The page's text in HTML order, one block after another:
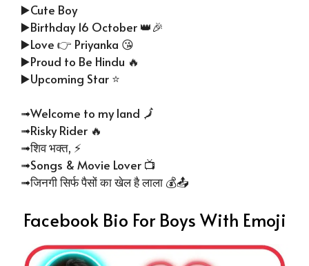
▶️Cute Boy
▶️Birthday 16 October 👑🎉
▶️Love 👉 Priyanka 😘
▶️Proud to Be Hindu 🔥
▶️Upcoming Star ⭐
➟Welcome to my land 🗾
➟Risky Rider 🔥
➟शिव भक्त, ⚡
➟Songs & Movie Lover 📺
➟जिनगी सिर्फ पैसों का खेल है लाला 💰📤
Facebook Bio For Boys With Emoji